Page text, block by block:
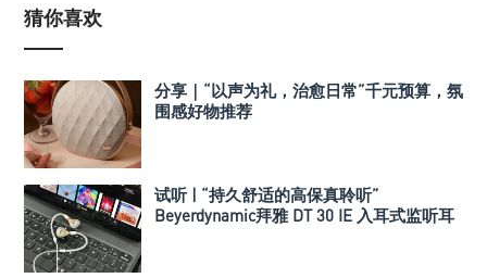
猜你喜欢
分享｜“以声为礼，治愈日常”千元预算，氛
围感好物推荐
试听 | “持久舒适的高保真聆听”
Beyerdynamic拜雅 DT 30 IE 入耳式监听耳